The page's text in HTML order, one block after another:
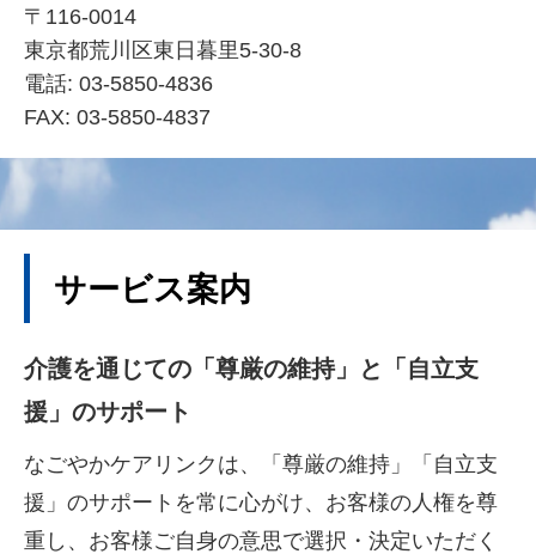
〒116-0014
東京都荒川区東日暮里5-30-8
電話: 03-5850-4836
FAX: 03-5850-4837
サービス案内
介護を通じての「尊厳の維持」と「自立支
援」のサポート
なごやかケアリンクは、「尊厳の維持」「自立支
援」のサポートを常に心がけ、お客様の人権を尊
重し、お客様ご自身の意思で選択・決定いただく